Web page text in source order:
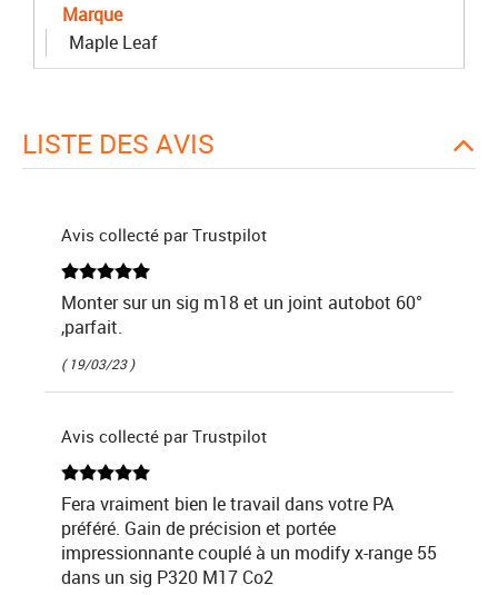
Marque
Maple Leaf
LISTE DES AVIS
Avis collecté par Trustpilot
Monter sur un sig m18 et un joint autobot 60°
,parfait.
( 19/03/23 )
Avis collecté par Trustpilot
Fera vraiment bien le travail dans votre PA
préféré. Gain de précision et portée
impressionnante couplé à un modify x-range 55
dans un sig P320 M17 Co2